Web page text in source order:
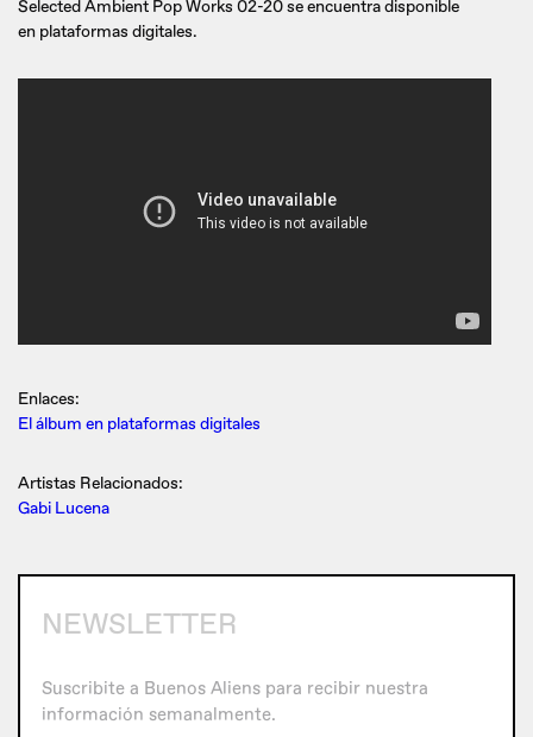
Selected Ambient Pop Works 02-20 se encuentra disponible
en plataformas digitales.
Enlaces:
El álbum en plataformas digitales
Artistas Relacionados:
Gabi Lucena
NEWSLETTER
Suscribite a Buenos Aliens para recibir nuestra
información semanalmente.